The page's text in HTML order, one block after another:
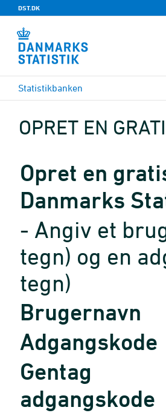
DST.DK
Statistikbanken
OPRET EN
Opret en
Danmarks
- Angiv et
tegn) og en
tegn)
Brugernavn
Adgangskode
Gentag
adgangskode